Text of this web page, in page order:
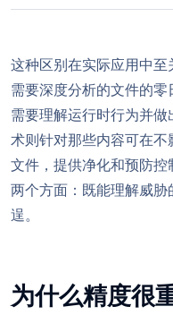
这种区别在实际应用中至
需要深度分析的文件的
需要理解运行时行为并做
术则针对那些内容可在
文件，提供净化和预防
两个方面：既能理解威
逞。
为什么精度很